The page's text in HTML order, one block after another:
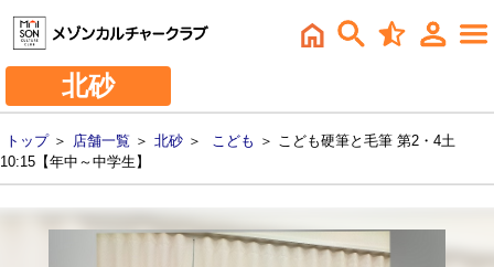
北砂
トップ＞ 店舗一覧 ＞ 北砂 ＞ こども ＞ こども硬筆と毛筆 第2・4土
10:15【年中～中学生】